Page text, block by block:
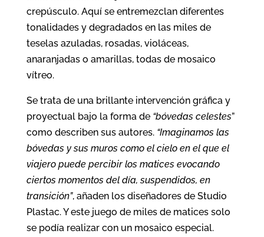
crepúsculo. Aquí se entremezclan diferentes
tonalidades y degradados en las miles de
teselas azuladas, rosadas, violáceas,
anaranjadas o amarillas, todas de mosaico
vítreo.
Se trata de una brillante intervención gráfica y
proyectual bajo la forma de “bóvedas celestes”
como describen sus autores. “Imaginamos las
bóvedas y sus muros como el cielo en el que el
viajero puede percibir los matices evocando
ciertos momentos del día, suspendidos, en
transición”, añaden los diseñadores de Studio
Plastac. Y este juego de miles de matices solo
se podía realizar con un mosaico especial.